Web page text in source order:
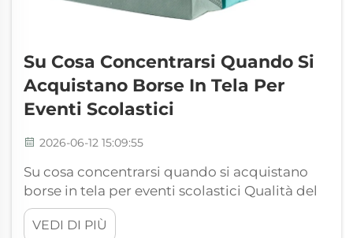
Su Cosa Concentrarsi Quando Si
Acquistano Borse In Tela Per
Eventi Scolastici
2026-06-12 15:09:55
Su cosa concentrarsi quando si acquistano
borse in tela per eventi scolastici Qualità del
tessuto e prestazioni pratiche del materiale
Le borse in tela sono diventate un accessorio
VEDI DI PIÙ